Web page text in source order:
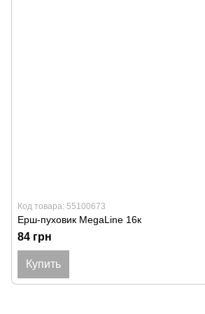
Код товара: 55100673
Ерш-пуховик MegaLine 16к
84 грн
Купить